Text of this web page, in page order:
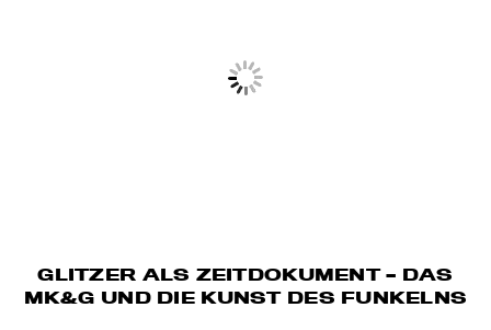
GLITZER ALS ZEITDOKUMENT – DAS
MK&G UND DIE KUNST DES FUNKELNS